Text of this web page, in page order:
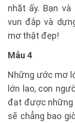
nhặt ấy. Bạn
vun đắp và
mơ thật đẹp!
Mẫu 4
Những ước mơ
lớn lao, con
đạt được những
sẽ chẳng bao